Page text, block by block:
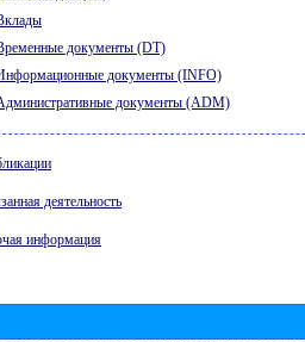
документы (DT)
документы (INFO)
документы (ADM)
деятельность
информация